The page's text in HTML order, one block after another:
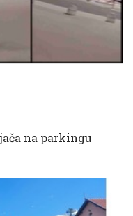
na parkingu